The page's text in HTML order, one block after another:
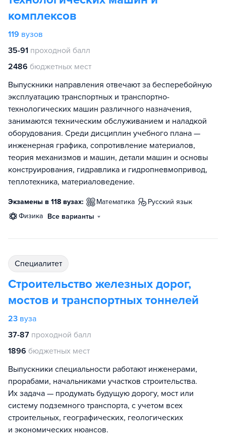
комплексов
119 вузов
35-91 проходной балл
2486 бюджетных мест
Выпускники направления отвечают за бесперебойную
эксплуатацию транспортных и транспортно-
технологических машин различного назначения,
занимаются техническим обслуживанием и наладкой
оборудования. Среди дисциплин учебного плана —
инженерная графика, сопротивление материалов,
теория механизмов и машин, детали машин и основы
конструирования, гидравлика и гидропневмопривод,
теплотехника, материаловедение.
Экзамены в 118 вузах: математика
русский язык
физика Все варианты
специалитет
Строительство железных дорог,
мостов и транспортных тоннелей
23 вуза
37-87 проходной балл
1896 бюджетных мест
Выпускники специальности работают инженерами,
прорабами, начальниками участков строительства.
Их задача — продумать будущую дорогу, мост или
систему подземного транспорта, с учетом всех
строительных, географических, геологических
и экономических нюансов.